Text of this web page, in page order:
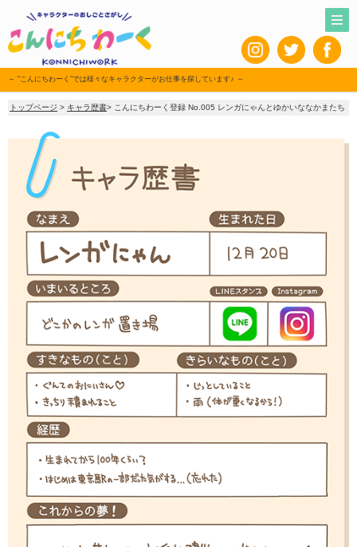
～ “こんにちわーく”では様々なキャラクターがお仕事を探しています♪ ～
トップページ > キャラ歴書> こんにちわーく登録 No.005 レンガにゃんとゆかいななかまたち